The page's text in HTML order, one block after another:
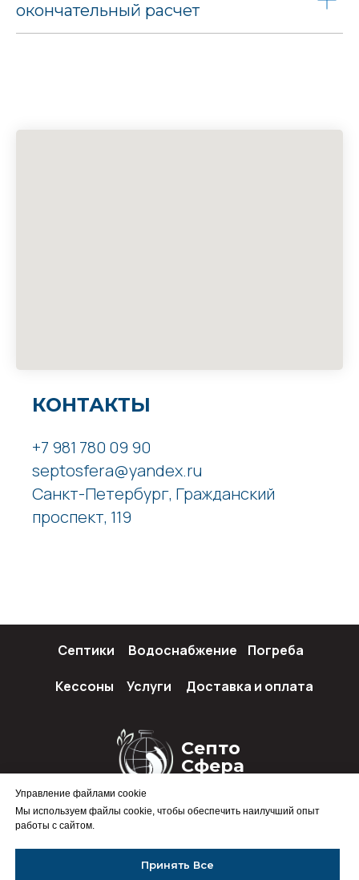
Управление файлами cookie
Мы используем файлы cookie, чтобы обеспечить наилучший опыт
работы с сайтом.
Принять Все
окончательный расчет
КОНТАКТЫ
+7 981 780 09 90
septosfera@yandex.ru
Санкт-Петербург, Гражданский
проспект, 119
Септо
Сфера
Септики Водоснабжение Погреба
Кессоны Услуги Доставка и оплата
Политика конфиденциальности